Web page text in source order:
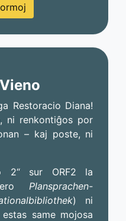
Restoracio Diana!
ni renkontiĝos por
– kaj poste, ni
2“ sur ORF2 la
Plansprachen-
) ni
same mojosa